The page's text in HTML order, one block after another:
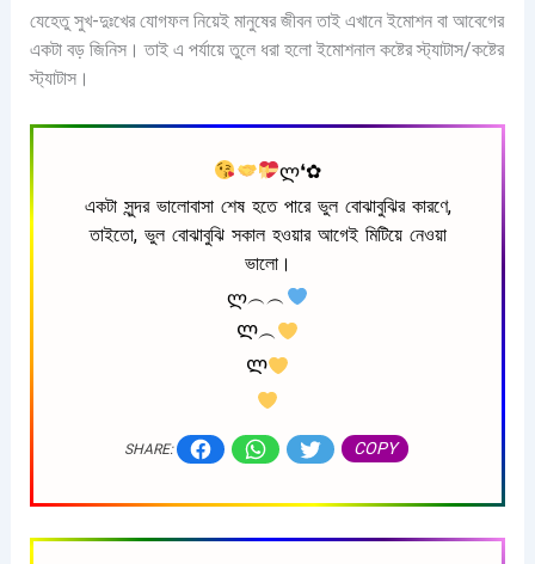
যেহেতু সুখ-দুঃখের যোগফল নিয়েই মানুষের জীবন তাই এখানে ইমোশন বা আবেগের
একটা বড় জিনিস। তাই এ পর্যায়ে তুলে ধরা হলো ইমোশনাল কষ্টের স্ট্যাটাস/কষ্টের
স্ট্যাটাস।
ლ❛✿
একটা সুন্দর ভালোবাসা শেষ হতে পারে ভুল বোঝাবুঝির কারণে,
তাইতো, ভুল বোঝাবুঝি সকাল হওয়ার আগেই মিটিয়ে নেওয়া
ভালো।
ლ︵︵
Ლ︵
Ლ
SHARE: COPY